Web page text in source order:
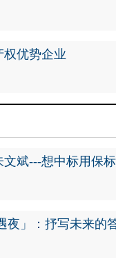
权优势企业
斌---想中标用保标
夜」：抒写未来的